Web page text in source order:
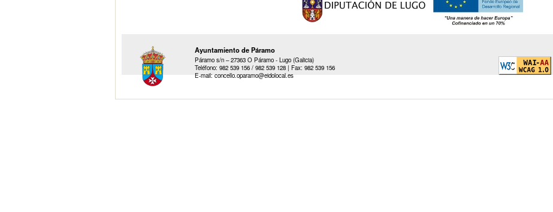
Ayuntamiento de Páramo
Páramo s/n – 27363 O Páramo - Lugo (Galicia)
Teléfono: 982 539 156 / 982 539 128 | Fax: 982 539 156
E-mail: concello.oparamo@eidolocal.es